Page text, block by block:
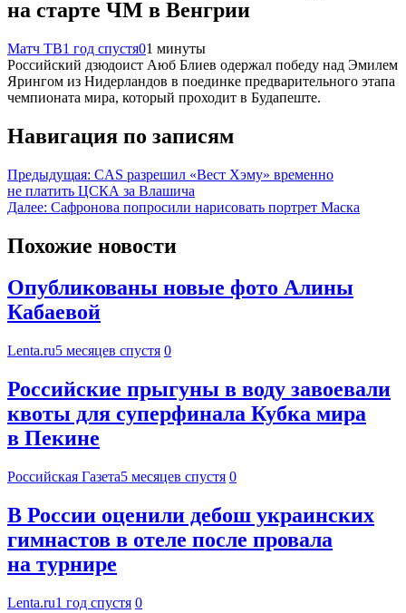
на старте ЧМ в Венгрии
Матч ТВ1 год спустя01 минуты
Российский дзюдоист Аюб Блиев одержал победу над Эмилем
Ярингом из Нидерландов в поединке предварительного этапа
чемпионата мира, который проходит в Будапеште.
Навигация по записям
Предыдущая: CAS разрешил «Вест Хэму» временно
не платить ЦСКА за Влашича
Далее: Сафронова попросили нарисовать портрет Маска
Похожие новости
Опубликованы новые фото Алины
Кабаевой
Lenta.ru5 месяцев спустя 0
Российские прыгуны в воду завоевали
квоты для суперфинала Кубка мира
в Пекине
Российская Газета5 месяцев спустя 0
В России оценили дебош украинских
гимнастов в отеле после провала
на турнире
Lenta.ru1 год спустя 0